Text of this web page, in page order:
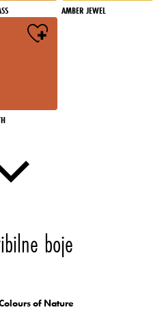
AMBER JEWEL
boje
of Nature